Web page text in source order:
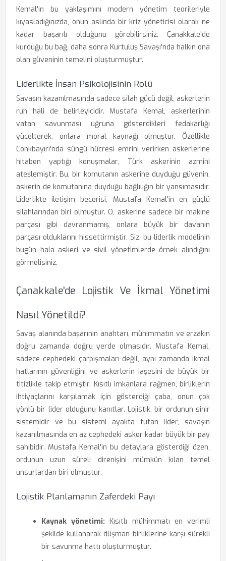
Kemal'in bu yaklaşımını modern yönetim teorileriyle
kıyasladığınızda, onun aslında bir kriz yöneticisi olarak ne
kadar başarılı olduğunu görebilirsiniz. Çanakkale'de
kurduğu bu bağ, daha sonra Kurtuluş Savaşı'nda halkın ona
olan güveninin temelini oluşturmuştur.
Liderlikte İnsan Psikolojisinin Rolü
Savaşın kazanılmasında sadece silah gücü değil, askerlerin
ruh hali de belirleyicidir. Mustafa Kemal, askerlerinin
vatan savunması uğruna gösterdikleri fedakarlığı
yücelterek, onlara moral kaynağı olmuştur. Özellikle
Conkbayırı'nda süngü hücresi emrini verirken askerlerine
hitaben yaptığı konuşmalar, Türk askerinin azmini
ateşlemiştir. Bu, bir komutanın askerine duyduğu güvenin,
askerin de komutanına duyduğu bağlılığın bir yansımasıdır.
Liderlikte iletişim becerisi, Mustafa Kemal'in en güçlü
silahlarından biri olmuştur. O, askerine sadece bir makine
parçası gibi davranmamış, onlara büyük bir davanın
parçası olduklarını hissettirmiştir. Siz, bu liderlik modelinin
bugün hala askeri ve sivil yönetimlerde örnek alındığını
görmelisiniz.
Çanakkale'de Lojistik Ve İkmal Yönetimi
Nasıl Yönetildi?
Savaş alanında başarının anahtarı, mühimmatın ve erzakın
doğru zamanda doğru yerde olmasıdır. Mustafa Kemal,
sadece cephedeki çarpışmaları değil, aynı zamanda ikmal
hatlarının güvenliğini ve askerlerin iaşesini de büyük bir
titizlikle takip etmiştir. Kısıtlı imkanlara rağmen, birliklerin
ihtiyaçlarını karşılamak için gösterdiği çaba, onun çok
yönlü bir lider olduğunu kanıtlar. Lojistik, bir ordunun sinir
sistemidir ve bu sistemi ayakta tutan lider, savaşın
kazanılmasında en az cephedeki asker kadar büyük bir pay
sahibidir. Mustafa Kemal'in bu detaylara gösterdiği özen,
ordunun uzun süreli direnişini mümkün kılan temel
unsurlardan biri olmuştur.
Lojistik Planlamanın Zaferdeki Payı
Kaynak yönetimi: Kısıtlı mühimmatı en verimli
şekilde kullanarak düşman birliklerine karşı sürekli
bir savunma hattı oluşturmuştur.